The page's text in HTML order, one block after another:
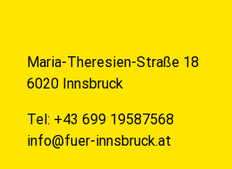
Maria-Theresien-Straße 18
6020 Innsbruck
Tel: +43 699 19587568
info@fuer-innsbruck.at